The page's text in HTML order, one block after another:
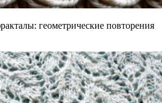
геометрические повторения